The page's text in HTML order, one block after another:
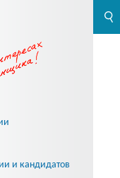
и кандидатов